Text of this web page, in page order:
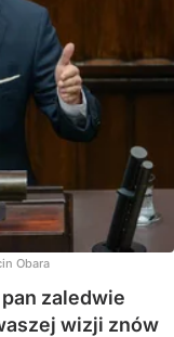
Obara
zaledwie
wizji znów